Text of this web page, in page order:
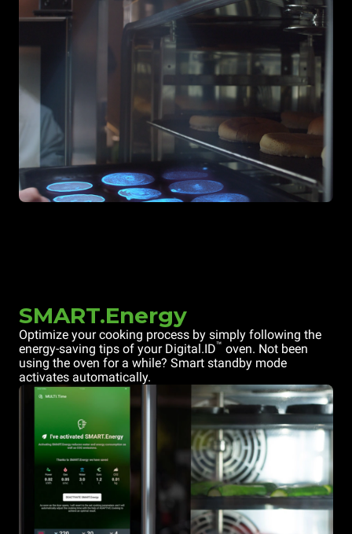
SMART.Energy
Optimize your cooking process by simply following the
energy-saving tips of your Digital.ID™ oven. Not been
using the oven for a while? Smart standby mode
activates automatically.